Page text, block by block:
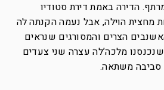
הדירה באמת דירת סטודיו
הוילה, אבל נעמה הקנתה לה
הצרים והמסורגים שנראים
מלכה’לה עצרה שני צעדים
סביבה משתאה.